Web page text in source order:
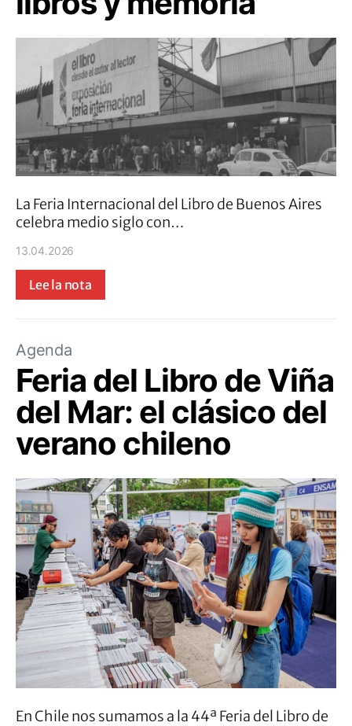
La Feria Internacional del Libro de Buenos Aires
celebra medio siglo con…
13.04.2026
Lee la nota
Agenda
Feria del Libro de Viña
del Mar: el clásico del
verano chileno
En Chile nos sumamos a la 44ª Feria del Libro de